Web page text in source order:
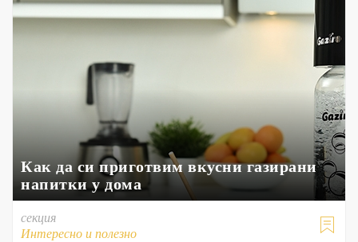
Как да си приготвим вкусни газирани
напитки у дома

секция
Интересно и полезно